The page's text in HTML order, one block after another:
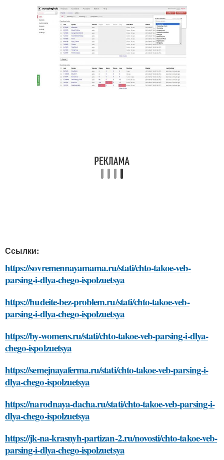
Ссылки:
https://sovremennayamama.ru/stati/chto-takoe-veb-
parsing-i-dlya-chego-ispolzuetsya
https://hudeite-bez-problem.ru/stati/chto-takoe-veb-
parsing-i-dlya-chego-ispolzuetsya
https://by-womens.ru/stati/chto-takoe-veb-parsing-i-dlya-
chego-ispolzuetsya
https://semejnayaferma.ru/stati/chto-takoe-veb-parsing-i-
dlya-chego-ispolzuetsya
https://narodnaya-dacha.ru/stati/chto-takoe-veb-parsing-i-
dlya-chego-ispolzuetsya
https://jk-na-krasnyh-partizan-2.ru/novosti/chto-takoe-veb-
parsing-i-dlya-chego-ispolzuetsya